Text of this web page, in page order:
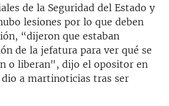
de la Seguridad del Estado y
lesiones por lo que deben
“dijeron que estaban
de la jefatura para ver qué se
o liberan", dijo el opositor en
a martinoticias tras ser